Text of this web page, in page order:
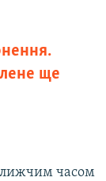
ще
часом